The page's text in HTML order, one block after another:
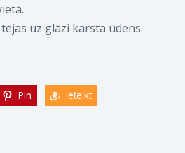
uz glāzi karsta ūdens.
Pin Ieteikt